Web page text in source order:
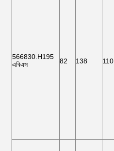
566830.H195
এবিএস
82 138 110